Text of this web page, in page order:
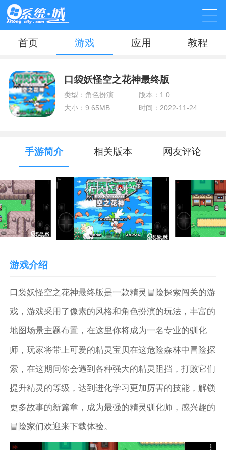
首页 游戏 应用 教程
口袋妖怪空之花神最终版
类型：角色扮演
版本：1.0
大小：9.65MB
时间：2022-11-24
手游简介 相关版本 网友评论
游戏介绍
口袋妖怪空之花神最终版是一款精灵冒险探索闯关的游
戏，游戏采用了像素的风格和角色扮演的玩法，丰富的
地图场景主题布置，在这里你将成为一名专业的驯化
师，玩家将带上可爱的精灵宝贝在这危险森林中冒险探
索，在这期间你会遇到各种强大的精灵阻挡，打败它们
提升精灵的等级，达到进化学习更加厉害的技能，解锁
更多故事的新篇章，成为最强的精灵驯化师，感兴趣的
冒险家们欢迎来下载体验。